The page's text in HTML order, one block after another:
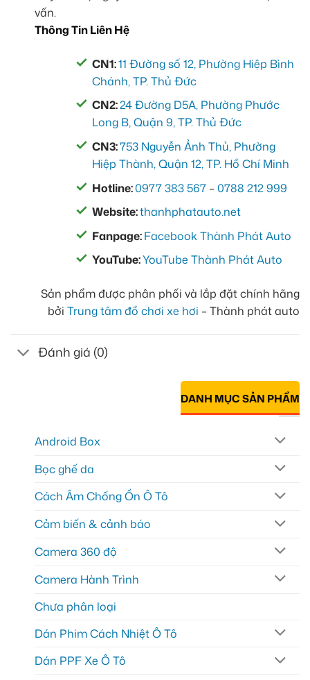
vấn.
Thông Tin Liên Hệ
CN1:11 Đường số 12, Phường Hiệp Bình
Chánh, TP. Thủ Đức
CN2:24 Đường D5A, Phường Phước
Long B, Quận 9, TP. Thủ Đức
CN3:753 Nguyễn Ảnh Thủ, Phường
Hiệp Thành, Quận 12, TP. Hồ Chí Minh
Hotline:0977 383 567 –0788 212 999
Website:thanhphatauto.net
Fanpage:Facebook Thành Phát Auto
YouTube:YouTube Thành Phát Auto
Sản phẩm được phân phối và lắp đặt chính hãng
bởi Trung tâm đồ chơi xe hơi – Thành phát auto
Đánh giá (0)
DANH MỤC SẢN PHẨM
Android Box
Bọc ghế da
Cách Âm Chống Ồn Ô Tô
Cảm biến & cảnh báo
Camera 360 độ
Camera Hành Trình
Chưa phân loại
Dán Phim Cách Nhiệt Ô Tô
Dán PPF Xe Ô Tô